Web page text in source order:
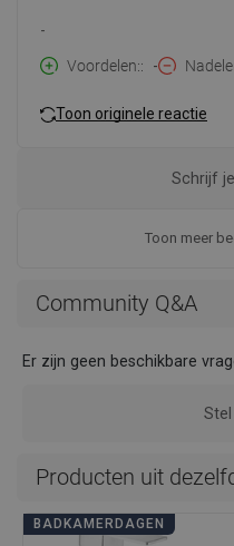
-
Voordelen:
-
Toon originele reactie
Toon meer
Schrijf
Community Q&A
Er zijn geen beschikbare
Producten uit
BADKAMERDAGEN